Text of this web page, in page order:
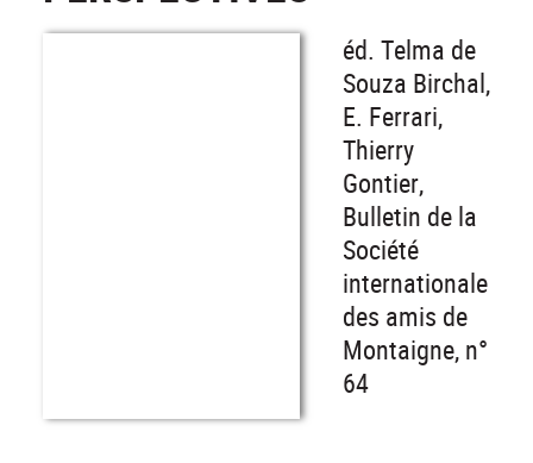
éd. Telma de
Souza Birchal,
E. Ferrari,
Thierry
Gontier,
Bulletin de la
Société
internationale
des amis de
Montaigne, n°
64